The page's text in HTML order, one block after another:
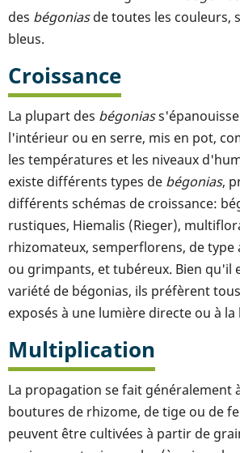
des bégoniasde toutes les couleurs,
bleus.
Croissance
La plupart des bégonias
l'intérieur ou en serre, mis en pot,
les températures et les niveaux
existe différents types de bégonias,
différents schémas de croissance:
rustiques, Hiemalis (Rieger),
rhizomateux, semperflorens, de
ou grimpants, et tubéreux. Bien qu'il
variété de bégonias, ils préfèrent
exposés à une lumière directe ou à
Multiplication
La propagation se fait généralement
boutures de rhizome, de tige ou de
peuvent être cultivées à partir de